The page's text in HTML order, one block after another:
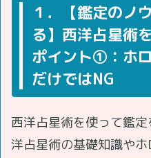
１．【鑑定のノ
る】西洋占星術
ポイント①：ホ
だけではNG
西洋占星術を使って鑑
洋占星術の基礎知識や